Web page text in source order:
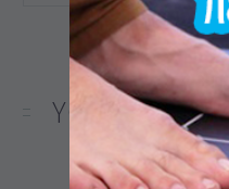
YOU MAY